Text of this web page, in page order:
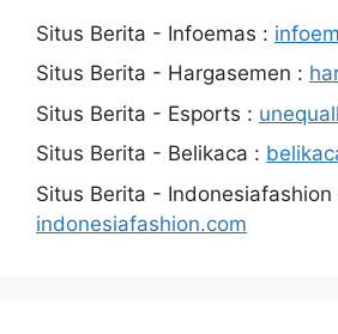
Situs Berita - Infoemas :
Situs Berita - Hargasemen :
Situs Berita - Esports :
Situs Berita - Belikaca :
Situs Berita - Indonesiafashion
indonesiafashion.com